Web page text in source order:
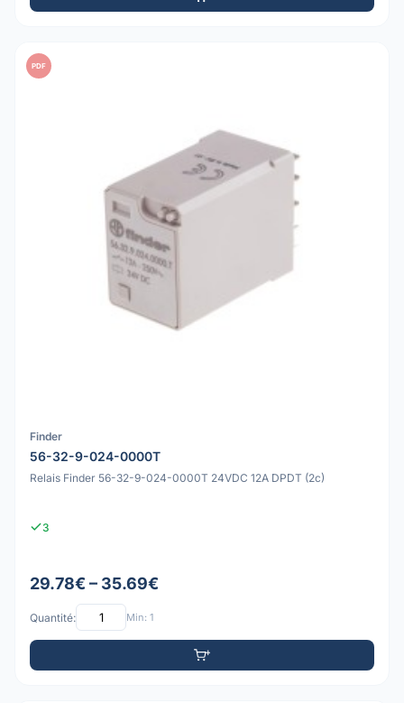
PDF
Finder
56-32-9-024-0000T
Relais Finder 56-32-9-024-0000T 24VDC 12A DPDT (2c)
3
29.78€ – 35.69€
Quantité: Min: 1